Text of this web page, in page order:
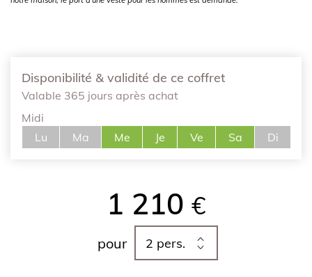
Disponibilité & validité de ce coffret
Valable 365 jours après achat
Midi
Lu
Ma Me Je Ve Sa Di
1 210 €
pour